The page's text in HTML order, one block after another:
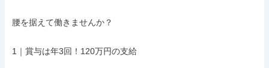
腰を据えて働きませんか？
1｜賞与は年3回！120万円の支給